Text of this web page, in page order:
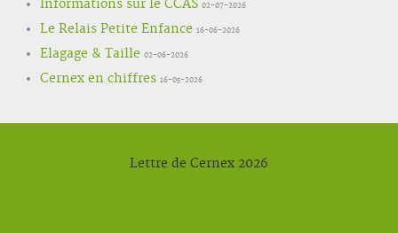
Informations sur le CCAS 02-07-2026
Le Relais Petite Enfance 16-06-2026
Elagage & Taille 02-06-2026
Cernex en chiffres 16-05-2026
Lettre de Cernex 2026